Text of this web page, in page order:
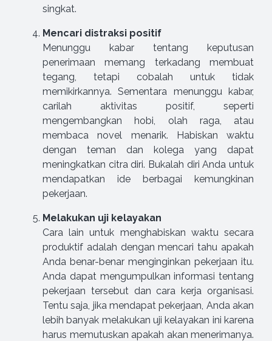
singkat.
Mencari distraksi positif
Menunggu kabar tentang keputusan
penerimaan memang terkadang membuat
tegang, tetapi cobalah untuk tidak
memikirkannya. Sementara menunggu kabar,
carilah aktivitas positif, seperti
mengembangkan hobi, olah raga, atau
membaca novel menarik. Habiskan waktu
dengan teman dan kolega yang dapat
meningkatkan citra diri. Bukalah diri Anda untuk
mendapatkan ide berbagai kemungkinan
pekerjaan.
Melakukan uji kelayakan
Cara lain untuk menghabiskan waktu secara
produktif adalah dengan mencari tahu apakah
Anda benar-benar menginginkan pekerjaan itu.
Anda dapat mengumpulkan informasi tentang
pekerjaan tersebut dan cara kerja organisasi.
Tentu saja, jika mendapat pekerjaan, Anda akan
lebih banyak melakukan uji kelayakan ini karena
harus memutuskan apakah akan menerimanya.